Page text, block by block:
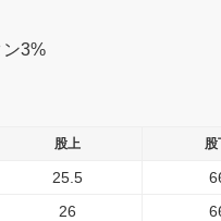
3%
股上 股
25.5
26